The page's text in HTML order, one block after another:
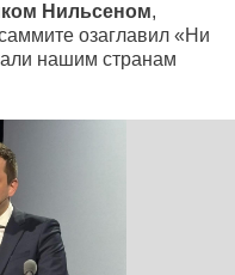
Нильсеном,
озаглавил «Ни
нашим странам